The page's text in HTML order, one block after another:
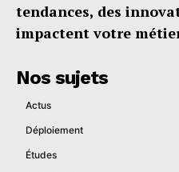
tendances, des
impactent votre
Nos sujets
Actus
Déploiement
Études